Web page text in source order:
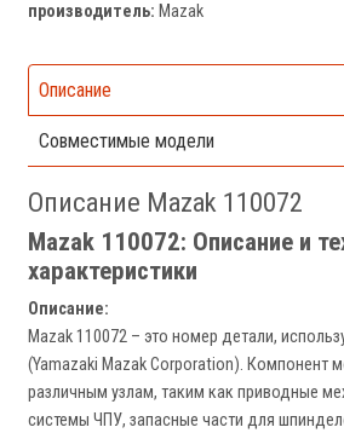
производитель: Mazak
Описание
Совместимые модели
Описание Mazak 110072
Mazak 110072: Описание и
характеристики
Описание:
Mazak 110072 – это номер детали,
(Yamazaki Mazak Corporation). Компонент
различным узлам, таким как приводные
системы ЧПУ, запасные части для